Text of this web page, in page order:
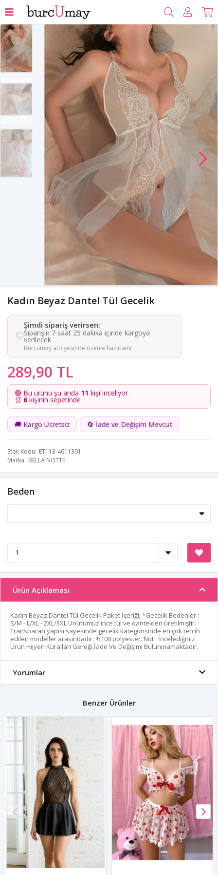
Kadın Beyaz Dantel Tül Gecelik
Şimdi sipariş verirsen:
Siparişin 7 saat 25 dakika içinde kargoya
verilecek
Burcumay atölyesinde özenle hazırlanır
289,90 TL
🔴 Bu ürünü şu anda 11 kişi inceliyor
🛒 6kişinin sepetinde
🚚 Kargo Ücretsiz 🔄 İade ve Değişim Mevcut
Stok Kodu ET113-4611301
Marka BELLA NOTTE
Beden
Ürün Açıklaması
Kadın Beyaz Dantel Tül Gecelik Paket İçeriği; *Gecelik Bedenler :
S/M - L/XL - 2XL/3XL Ürünümüz ince tül ve dantelden üretilmiştir.
Transparan yapısı sayesinde gecelik kategorisinde en çok tercih
edilen modeller arasındadır. %100 polyester. Not : İncelediğiniz
Ürün Hijyen Kuralları Gereği İade Ve Değişimi Bulunmamaktadır.
Yorumlar
Benzer Ürünler